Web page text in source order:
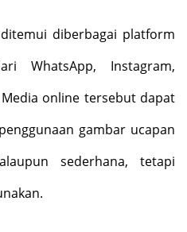
diberbagai platform
WhatsApp, Instagram,
online tersebut dapat
gambar ucapan
sederhana, tetapi